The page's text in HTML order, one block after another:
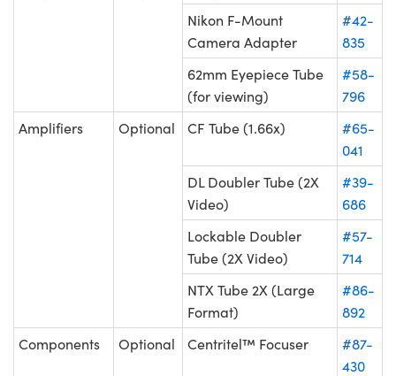
Nikon F-Mount
Camera Adapter
#42-
835
62mm Eyepiece Tube
(for viewing)
#58-
796
Amplifiers
Optional CF Tube (1.66x)
#65-
041
DL Doubler Tube (2X
Video)
#39-
686
Lockable Doubler
Tube (2X Video)
#57-
714
NTX Tube 2X (Large
Format)
#86-
892
Components
Optional Centritel™ Focuser
#87-
430